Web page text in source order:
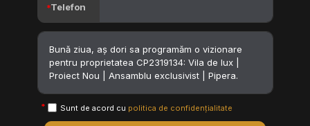
Telefon
Sunt de acord cu politica de confidențialitate